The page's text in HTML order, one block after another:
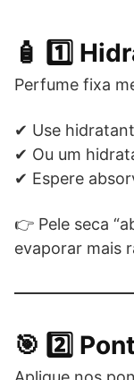
🧴 1️⃣
Perfume fixa
✔ Use
✔ Ou um
✔ Espere
👉 Pele seca
evaporar mais
🎯 2️⃣